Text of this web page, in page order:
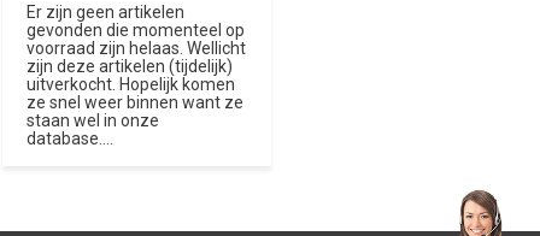
Er zijn geen artikelen
gevonden die momenteel op
voorraad zijn helaas. Wellicht
zijn deze artikelen (tijdelijk)
uitverkocht. Hopelijk komen
ze snel weer binnen want ze
staan wel in onze
database....